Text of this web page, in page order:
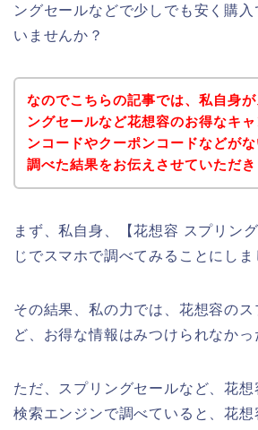
ングセールなどで少しでも安く購
いませんか？
なのでこちらの記事では、私自身が
ングセールなど花想容のお得なキ
ンコードやクーポンコードなどが
調べた結果をお伝えさせていただき
まず、私自身、【花想容 スプリン
じでスマホで調べてみることにしま
その結果、私の力では、花想容の
ど、お得な情報はみつけられなかっ
ただ、スプリングセールなど、花
検索エンジンで調べていると、花